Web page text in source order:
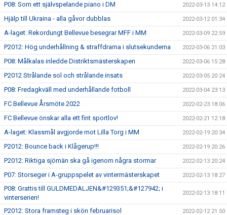
P08: Som ett självspelande piano i DM 2022-03-13 14:12
Hjälp till Ukraina - alla gåvor dubblas 2022-03-12 01:34
A-laget: Rekordungt Bellevue besegrar MFF i MM 2022-03-09 22:59
P2012: Hög underhållning & straffdrama i slutsekunderna 2022-03-06 21:03
P08: Målkalas inledde Distriktsmästerskapen 2022-03-06 15:28
P2012 Strålande sol och strålande insats 2022-03-05 20:24
P08: Fredagkväll med underhållande fotboll 2022-03-04 23:13
FC Bellevue Årsmöte 2022 2022-02-23 18:06
FC Bellevue önskar alla ett fint sportlov! 2022-02-21 12:18
A-laget: Klassmål avgjorde mot Lilla Torg i MM 2022-02-19 20:34
P2012: Bounce back i Klågerup!!! 2022-02-19 20:26
P2012: Riktiga sjömän ska gå igenom några stormar 2022-02-13 20:24
P07: Storseger i A-gruppspelet av vintermästerskapet 2022-02-13 18:27
P08: Grattis till GULDMEDALJEN&#129351;&#127942; i
vinterserien!
2022-02-13 18:11
P2012: Stora framsteg i skön februarisol 2022-02-12 21:50